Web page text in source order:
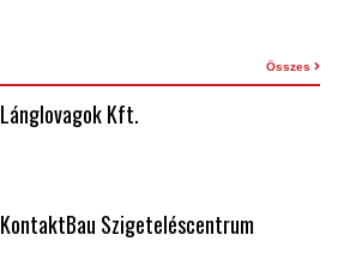
Összes
Lánglovagok Kft.
KontaktBau Szigeteléscentrum